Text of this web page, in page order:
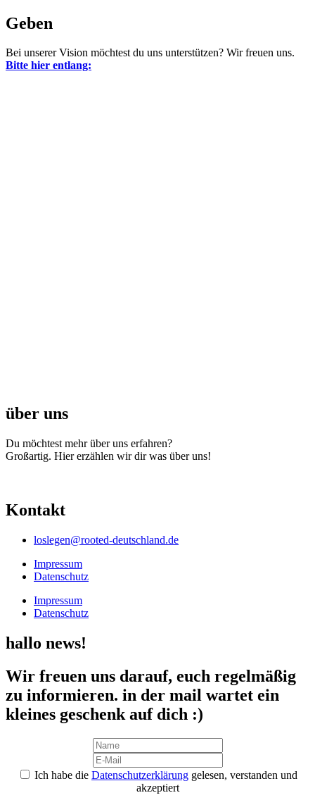
Geben
Bei unserer Vision möchtest du uns unterstützen? Wir freuen uns.
Bitte hier entlang:
über uns
Du möchtest mehr über uns erfahren?
Großartig. Hier erzählen wir dir was über uns!
Kontakt
loslegen@rooted-deutschland.de
Impressum
Datenschutz
Impressum
Datenschutz
hallo news!
Wir freuen uns darauf, euch regelmäßig
zu informieren. in der mail wartet ein
kleines geschenk auf dich :)
Ich habe die Datenschutzerklärung gelesen, verstanden und
akzeptiert